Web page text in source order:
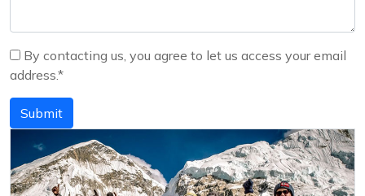
By contacting us, you agree to let us access your email
address.*
Submit